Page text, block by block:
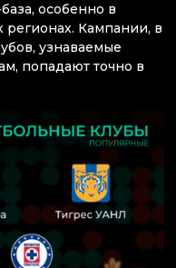
особенно в
Кампании, в
узнаваемые
попадают точно в